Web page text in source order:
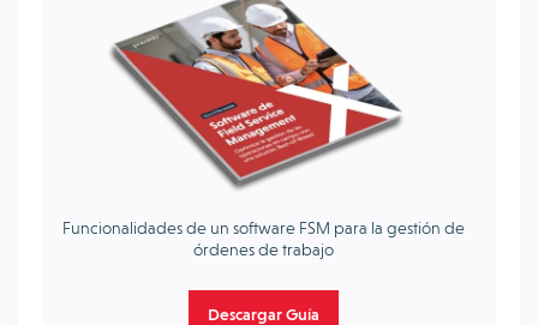
Funcionalidades de un software FSM para la gestión de
órdenes de trabajo
Descargar Guía